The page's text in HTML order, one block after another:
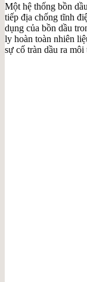
Một hệ thống bồn
tiếp địa chống tĩnh
dụng của bồn dầu
ly hoàn toàn nhiên
sự cố tràn dầu ra